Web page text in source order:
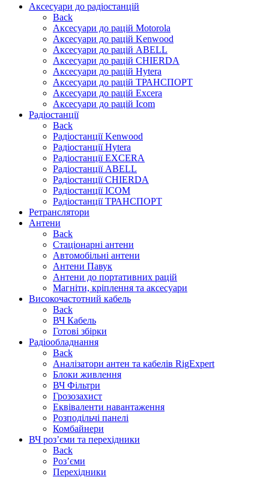
Аксесуари до радіостанцій
Back
Аксесуари до рацій Motorola
Аксесуари до рацій Kenwood
Аксесуари до рацій ABELL
Аксесуари до рацій CHIERDA
Аксесуари до рацій Hytera
Аксесуари до рацій ТРАНСПОРТ
Аксесуари до рацій Excera
Аксесуари до рацій Icom
Радіостанції
Back
Радіостанції Kenwood
Радіостанції Hytera
Радіостанції EXCERA
Радіостанції ABELL
Радіостанції CHIERDA
Радіостанції ICOM
Радіостанції ТРАНСПОРТ
Ретранслятори
Антени
Back
Стаціонарні антени
Автомобільні антени
Антени Павук
Антени до портативних рацій
Магніти, кріплення та аксесуари
Високочастотний кабель
Back
ВЧ Кабель
Готові збірки
Радіообладнання
Back
Аналізатори антен та кабелів RigExpert
Блоки живлення
ВЧ Фільтри
Грозозахист
Еквіваленти навантаження
Розподільчі панелі
Комбайнери
ВЧ роз’єми та перехідники
Back
Роз’єми
Перехідники